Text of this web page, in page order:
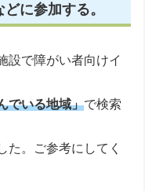
に参加する。
設で障がい者向けイ
いる地域」で検索
た。ご参考にしてく